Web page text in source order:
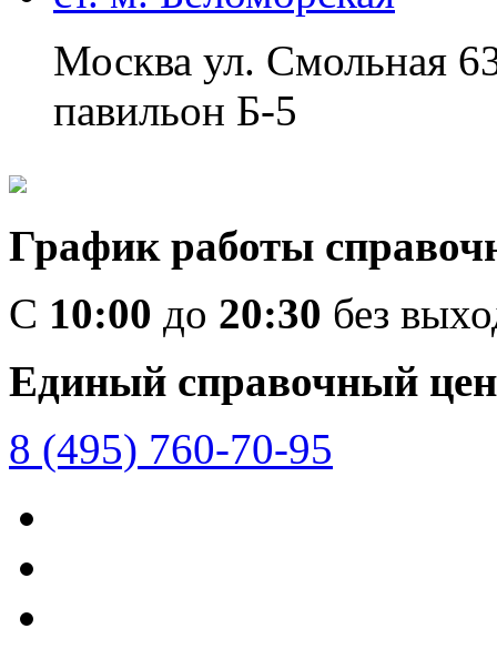
Москва ул. Смольная
павильон Б-5
График работы
C 10:00 до 20:30 без
Единый справочный
8 (495) 760-70-95